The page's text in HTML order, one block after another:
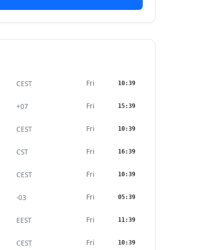
CEST Fri 10:39
+07 Fri 15:39
CEST Fri 10:39
CST Fri 16:39
CEST Fri 10:39
-03 Fri 05:39
EEST Fri 11:39
CEST Fri 10:39